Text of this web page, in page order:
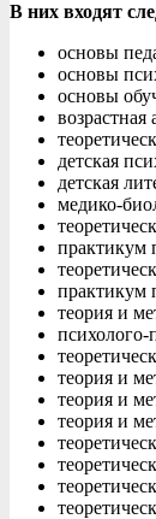
В них входят
основы
основы
основы
детская
детская
медико-
практикум
практикум
теория и
психолого-
теория и
теория и
теория и